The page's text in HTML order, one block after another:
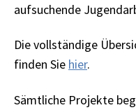
aufsuchende
Die vollständige
finden Sie hier.
Sämtliche Projekte